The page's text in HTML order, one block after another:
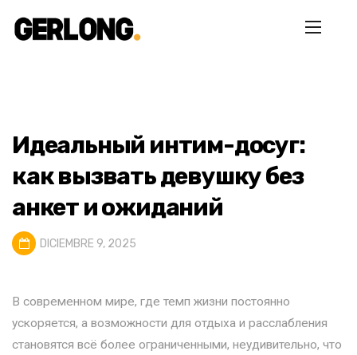
Идеальный интим-досуг:
как вызвать девушку без
анкет и ожиданий
DICIEMBRE 9, 2025
В современном мире, где темп жизни постоянно
ускоряется, а возможности для отдыха и расслабления
становятся всё более ограниченными, неудивительно, что